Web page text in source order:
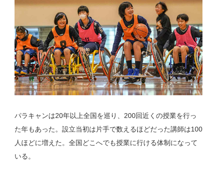
パラキャンは20年以上全国を巡り、200回近くの授業を行っ
た年もあった。設立当初は片手で数えるほどだった講師は100
人ほどに増えた。全国どこへでも授業に行ける体制になって
いる。